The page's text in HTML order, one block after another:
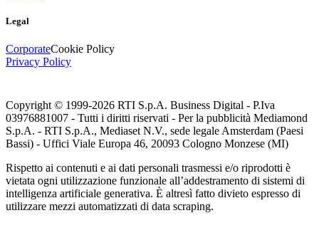
Legal
CorporateCookie Policy
Privacy Policy
Copyright © 1999-2026 RTI S.p.A. Business Digital - P.Iva
03976881007 - Tutti i diritti riservati - Per la pubblicità Mediamond
S.p.A. - RTI S.p.A., Mediaset N.V., sede legale Amsterdam (Paesi
Bassi) - Uffici Viale Europa 46, 20093 Cologno Monzese (MI)
Rispetto ai contenuti e ai dati personali trasmessi e/o riprodotti è
vietata ogni utilizzazione funzionale all’addestramento di sistemi di
intelligenza artificiale generativa. È altresì fatto divieto espresso di
utilizzare mezzi automatizzati di data scraping.